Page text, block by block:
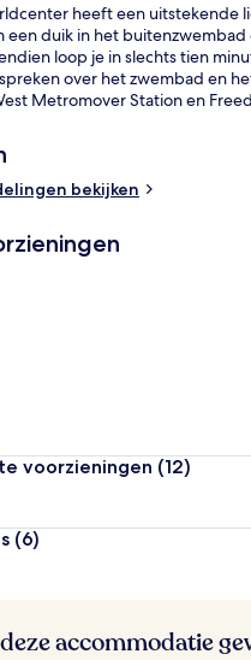
heeft een uitstekende
een duik in het
loop je in slechts tien
over het zwembad en
Metromover Station en
bekijken
voorzieningen (12)
(6)
accommodatie